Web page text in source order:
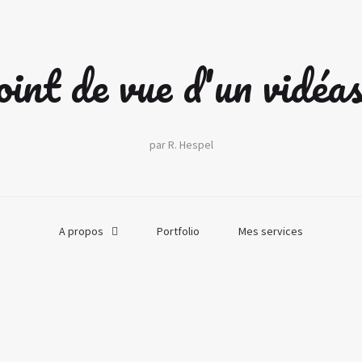
de vue d'un
par R. Hespel
A propos Portfolio Mes services